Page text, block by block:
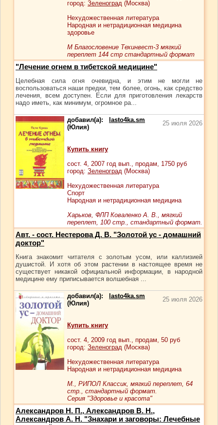
город: Зеленоград (Москва)
Нехудожественная литература
Народная и нетрадиционная медицина
здоровье
М Благословение Техинвест-3 мягкий
переплет 144 стр стандартный формат
"Лечение огнем в тибетской медицине"
Целебная сила огня очевидна, и этим не могли не
воспользоваться наши предки, тем более, огонь, как средство
лечения, всем доступен. Если для приготовления лекарств
надо иметь, как минимум, огромное ра...
добавил(а):
lasto4ka.sm
(Юлия)
25 июля 2026
Купить книгу
сост. 4, 2007 год вып., продам, 1750 руб
город: Зеленоград (Москва)
Нехудожественная литература
Спорт
Народная и нетрадиционная медицина
Харьков, ФЛП Коваленко А. В., мягкий
переплет, 100 стр., стандартный формат.
Авт. - сост. Нестерова Д. В. "Золотой ус - домашний
доктор"
Книга знакомит читателя с золотым усом, или каллизией
душистой. И хотя об этом растении в настоящее время не
существует никакой официальной информации, в народной
медицине ему приписывается волшебная ...
добавил(а):
lasto4ka.sm
(Юлия)
25 июля 2026
Купить книгу
сост. 4, 2009 год вып., продам, 50 руб
город: Зеленоград (Москва)
Нехудожественная литература
Народная и нетрадиционная медицина
М., РИПОЛ Классик, мягкий переплет, 64
стр., стандартный формат.
Серия "Здоровье и красота"
Александров Н. П., Александров В. Н.,
Александров А. Н. "Знахари и заговоры: Лечебные